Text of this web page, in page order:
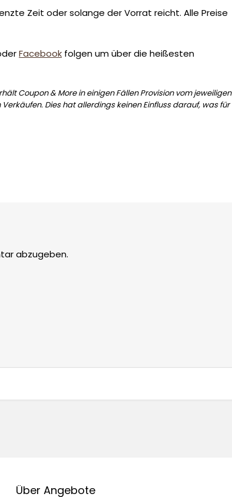
Zeit oder solange der Vorrat reicht. Alle Preise
Facebook folgen um über die heißesten
Coupon & More in einigen Fällen Provision vom jeweiligen
Dies hat allerdings keinen Einfluss darauf, was für
abzugeben.
Über Angebote